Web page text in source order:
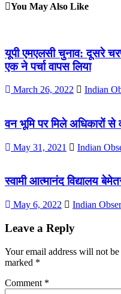
You May Also Like
यूपी एमएलसी चुनाव: दूसरे
एक ने पर्चा वापस लिया
March 26, 2022 Indian
वन भूमि पर मिले अधिकारों से
May 31, 2021 Indian
स्वामी आत्मानंद विद्यालय
May 6, 2022 Indian
Leave a Reply
Your email address will not
marked *
Comment *